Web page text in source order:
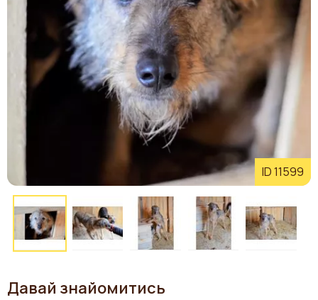
ID 11599
Давай знайомитись